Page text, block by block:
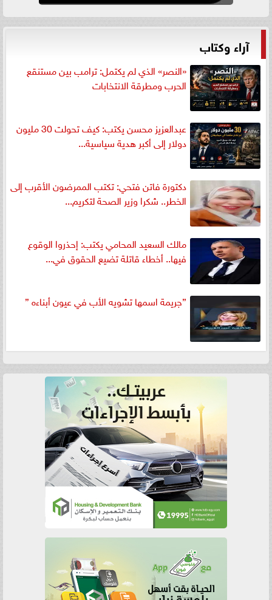
آراء وكتاب
«النصر» الذي لم يكتمل: ترامب بين مستنقع
الحرب ومطرقة الانتخابات
عبدالعزيز محسن يكتب: كيف تحولت 30 مليون
دولار إلى أكبر هدية سياسية...
دكتورة فاتن فتحي: تكتب الممرضون الأقرب إلى
الخطر.. شكرا وزير الصحة لتكريم...
مالك السعيد المحامي يكتب: إحذروا الوقوع
فيها.. أخطاء قاتلة تضيع الحقوق في...
”جريمة اسمها تشويه الأب في عيون أبناءه ”